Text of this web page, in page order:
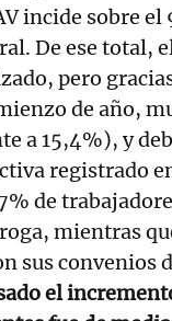
incide sobre el
De ese total,
pero
de año,
a 15,4%), y
registrado
de
mientras
sus convenios
el